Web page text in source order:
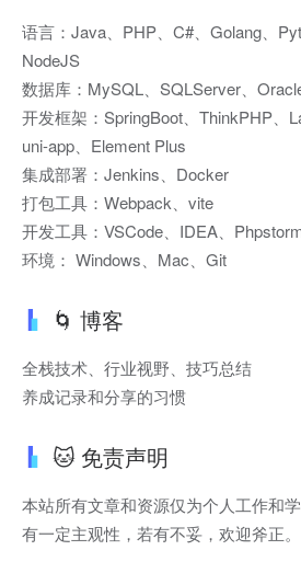
语言：Java、PHP、C#、Golang、
NodeJS
数据库：MySQL、SQLServer、
开发框架：SpringBoot、ThinkPHP、
uni-app、Element Plus
集成部署：Jenkins、Docker
打包工具：Webpack、vite
开发工具：VSCode、IDEA、
环境： Windows、Mac、Git
🌀 博客
全栈技术、行业视野、技巧总结
养成记录和分享的习惯
🐱 免责声明
本站所有文章和资源仅为个人工作和
有一定主观性，若有不妥，欢迎斧正。